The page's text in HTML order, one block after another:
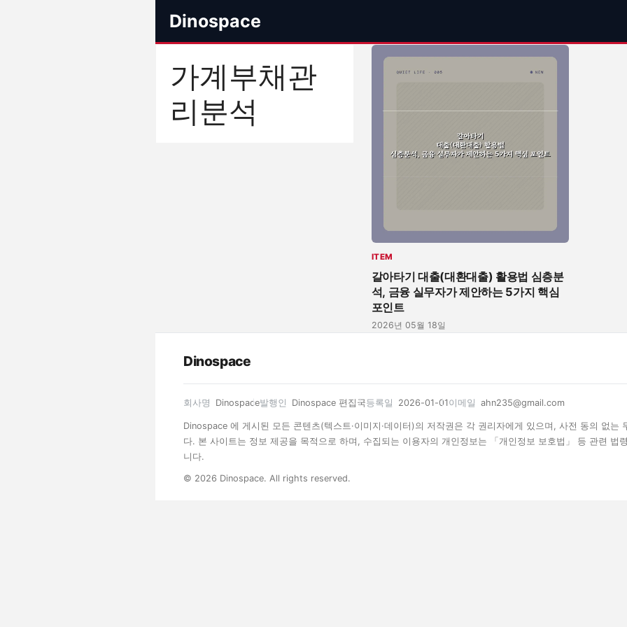
Dinospace
가계부채관
리분석
ITEM
갈아타기 대출(대환대출) 활용법 심층분
석, 금융 실무자가 제안하는 5가지 핵심
포인트
2026년 05월 18일
Dinospace
회사명 Dinospace발행인 Dinospace 편집국등록일 2026-01-01이메일 ahn235@gmail.com
Dinospace 에 게시된 모든 콘텐츠(텍스트·이미지·데이터)의 저작권은 각 권리자에게 있으며, 사전 동의 없는
다. 본 사이트는 정보 제공을 목적으로 하며, 수집되는 이용자의 개인정보는 「개인정보 보호법」 등 관련 법
니다.
© 2026 Dinospace. All rights reserved.